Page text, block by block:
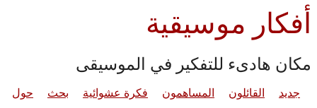
أفكار موسيقية
مكان هادىء للتفكير في الموسيقى
جديد القائلون المساهمون فكرة عشوائية بحث حول